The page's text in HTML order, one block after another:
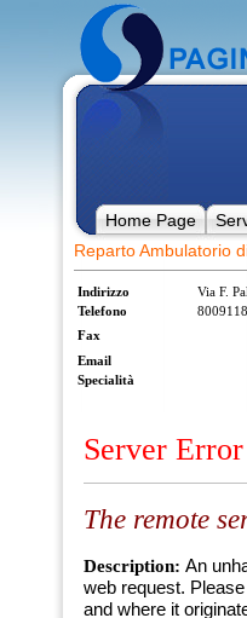
Home Page
Reparto Ambulatorio
Indirizzo
Via F.
Telefono
Fax
Email
Specialità